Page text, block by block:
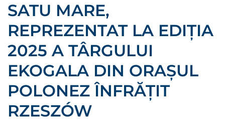
SATU MARE,
REPREZENTAT LA EDIȚIA
2025 A TÂRGULUI
EKOGALA DIN ORAȘUL
POLONEZ ÎNFRĂȚIT
RZESZÓW